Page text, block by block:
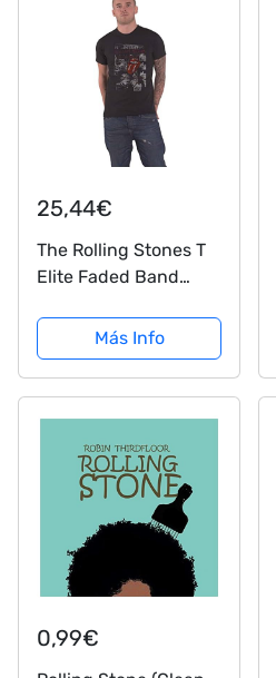
25,44€
The Rolling Stones T
Elite Faded Band
para Hombre Negro,
Negro , M
Más Info
0,99€